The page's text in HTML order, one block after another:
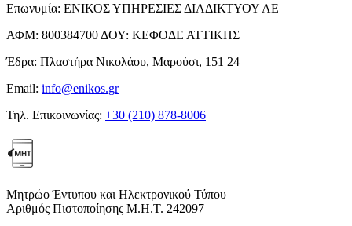
Επωνυμία: ΕΝΙΚΟΣ ΥΠΗΡΕΣΙΕΣ ΔΙΑΔΙΚΤΥΟΥ ΑΕ
ΑΦΜ: 800384700 ΔΟΥ: ΚΕΦΟΔΕ ΑΤΤΙΚΗΣ
Έδρα: Πλαστήρα Νικολάου, Μαρούσι, 151 24
Email: info@enikos.gr
Τηλ. Επικοινωνίας: +30 (210) 878-8006
Μητρώο Έντυπου και Ηλεκτρονικού Τύπου
Αριθμός Πιστοποίησης Μ.Η.Τ. 242097